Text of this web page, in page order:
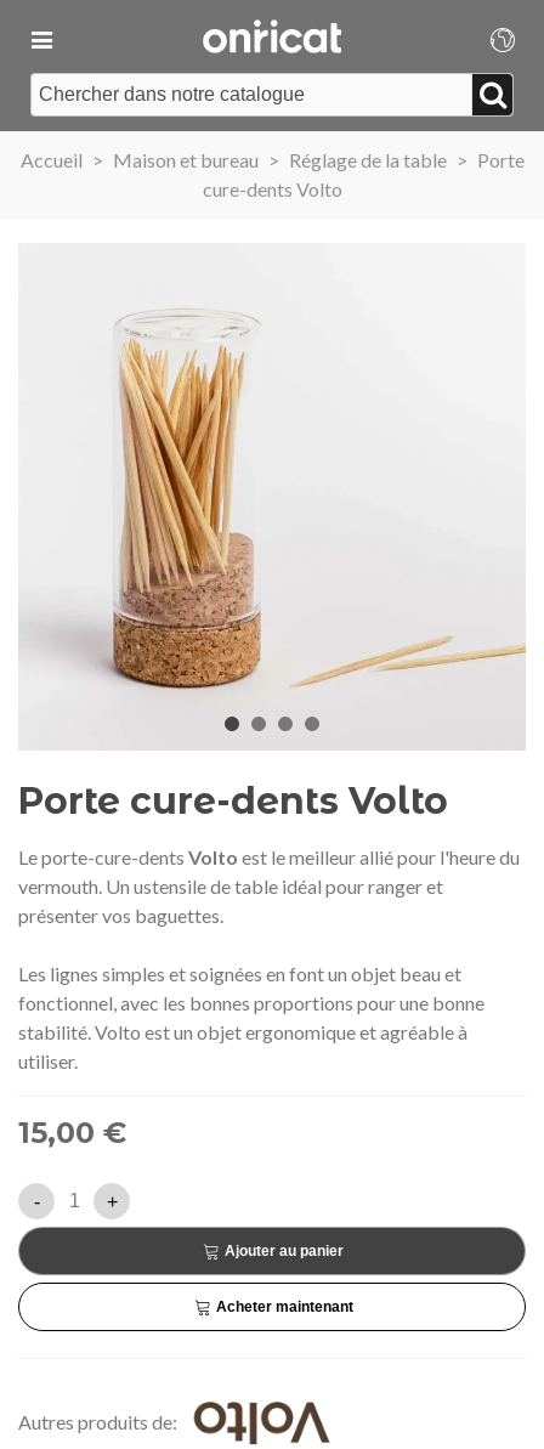
Accueil > Maison et bureau > Réglage de la table > Porte
cure-dents Volto
Porte cure-dents Volto
Le porte-cure-dents Volto est le meilleur allié pour l'heure du
vermouth. Un ustensile de table idéal pour ranger et
présenter vos baguettes.
Les lignes simples et soignées en font un objet beau et
fonctionnel, avec les bonnes proportions pour une bonne
stabilité. Volto est un objet ergonomique et agréable à
utiliser.
15,00 €
- +
Ajouter au panier
Acheter maintenant
Autres produits de:
Médaille commémorative Gaudí
2026 – Édition limitée
89,00 € NEUF
Ajouter au panier Afficher plus